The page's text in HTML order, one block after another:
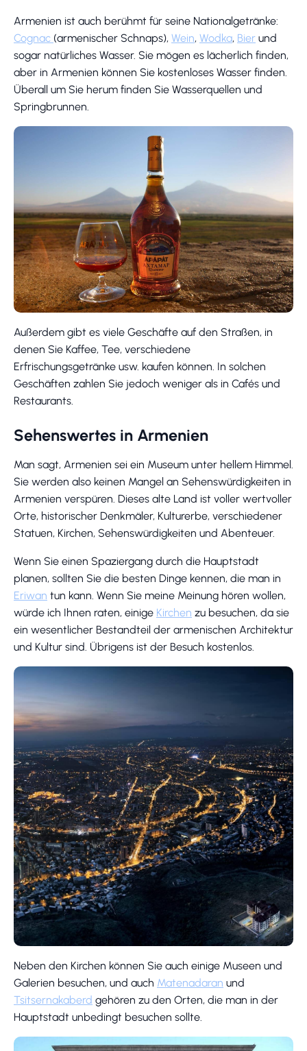
Armenien ist auch berühmt für seine Nationalgetränke:
Cognac (armenischer Schnaps), Wein, Wodka, Bier und
sogar natürliches Wasser. Sie mögen es lächerlich finden,
aber in Armenien können Sie kostenloses Wasser finden.
Überall um Sie herum finden Sie Wasserquellen und
Springbrunnen.
Außerdem gibt es viele Geschäfte auf den Straßen, in
denen Sie Kaffee, Tee, verschiedene
Erfrischungsgetränke usw. kaufen können. In solchen
Geschäften zahlen Sie jedoch weniger als in Cafés und
Restaurants.
Sehenswertes in Armenien
Man sagt, Armenien sei ein Museum unter hellem Himmel.
Sie werden also keinen Mangel an Sehenswürdigkeiten in
Armenien verspüren. Dieses alte Land ist voller wertvoller
Orte, historischer Denkmäler, Kulturerbe, verschiedener
Statuen, Kirchen, Sehenswürdigkeiten und Abenteuer.
Wenn Sie einen Spaziergang durch die Hauptstadt
planen, sollten Sie die besten Dinge kennen, die man in
Eriwan tun kann. Wenn Sie meine Meinung hören wollen,
würde ich Ihnen raten, einige Kirchen zu besuchen, da sie
ein wesentlicher Bestandteil der armenischen Architektur
und Kultur sind. Übrigens ist der Besuch kostenlos.
Neben den Kirchen können Sie auch einige Museen und
Galerien besuchen, und auch Matenadaran und
Tsitsernakaberd gehören zu den Orten, die man in der
Hauptstadt unbedingt besuchen sollte.